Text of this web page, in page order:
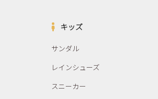
キッズ
サンダル
レインシューズ
スニーカー